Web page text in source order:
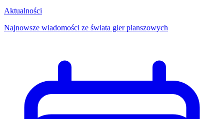
Aktualności
Najnowsze wiadomości ze świata gier planszowych